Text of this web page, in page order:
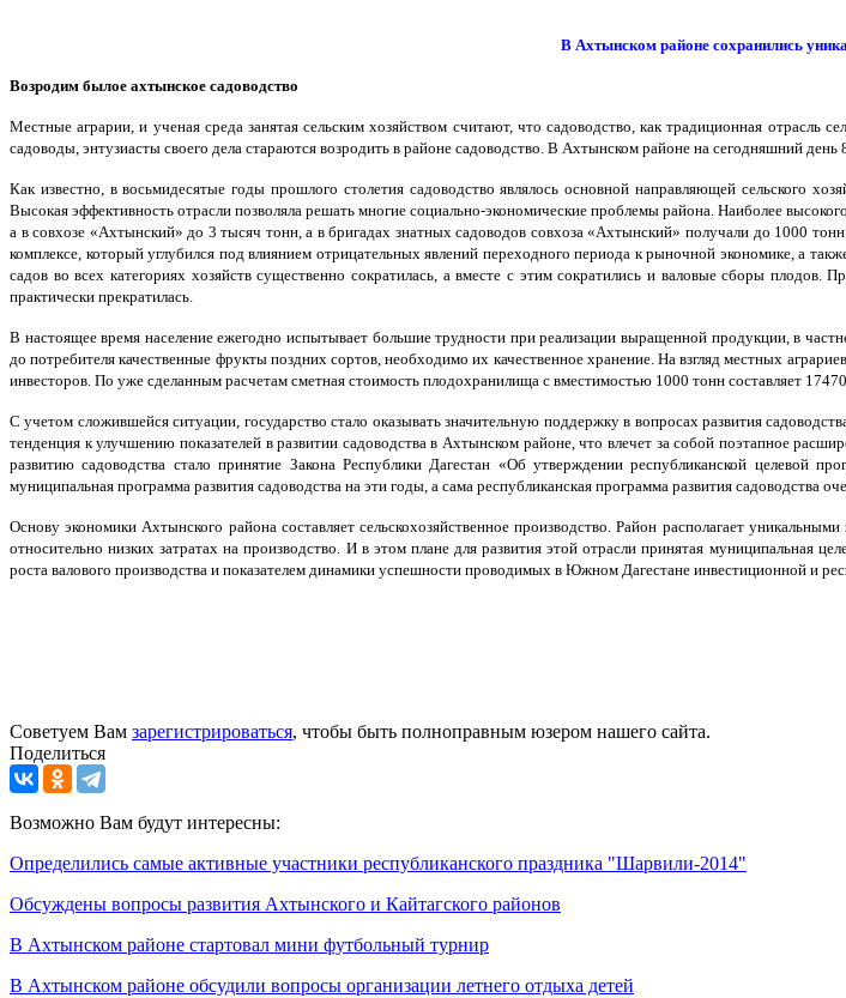
В Ахтынском районе сохранились
Возродим былое ахтынское садоводство
Местные аграрии, и ученая среда занятая сельским хозяйством считают, что садоводство, как традиционная
садоводы, энтузиасты своего дела стараются возродить в районе садоводство. В Ахтынском районе на сегодняшний
Как известно, в восьмидесятые годы прошлого столетия садоводство являлось основной направляющей сельского
Высокая эффективность отрасли позволяла решать многие социально-экономические проблемы района. Наиболее
а в совхозе «Ахтынский» до 3 тысяч тонн, а в бригадах знатных садоводов совхоза «Ахтынский» получали до 1000
комплексе, который углубился под влиянием отрицательных явлений переходного периода к рыночной экономике, а
садов во всех категориях хозяйств существенно сократилась, а вместе с этим сократились и валовые сборы плодов.
практически прекратилась.
В настоящее время население ежегодно испытывает большие трудности при реализации выращенной продукции, в
до потребителя качественные фрукты поздних сортов, необходимо их качественное хранение. На взгляд местных
инвесторов. По уже сделанным расчетам сметная стоимость плодохранилища с вместимостью 1000 тонн составляет
С учетом сложившейся ситуации, государство стало оказывать значительную поддержку в вопросах развития
тенденция к улучшению показателей в развитии садоводства в Ахтынском районе, что влечет за собой поэтапное
развитию садоводства стало принятие Закона Республики Дагестан «Об утверждении республиканской целевой
муниципальная программа развития садоводства на эти годы, а сама республиканская программа развития садоводства
Основу экономики Ахтынского района составляет сельскохозяйственное производство. Район располагает
относительно низких затратах на производство. И в этом плане для развития этой отрасли принятая муниципальная
роста валового производства и показателем динамики успешности проводимых в Южном Дагестане инвестиционной и
Советуем Вам зарегистрироваться, чтобы быть полноправным юзером нашего сайта.
Поделиться
Возможно Вам будут интересны:
Определились самые активные участники республиканского праздника "Шарвили-2014"
Обсуждены вопросы развития Ахтынского и Кайтагского районов
В Ахтынском районе стартовал мини футбольный турнир
В Ахтынском районе обсудили вопросы организации летнего отдыха детей